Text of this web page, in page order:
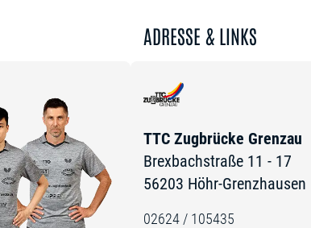
ADRESSE & LINKS
TTC Zugbrücke Grenzau
Brexbachstraße 11 - 17
56203 Höhr-Grenzhausen
02624 / 105435